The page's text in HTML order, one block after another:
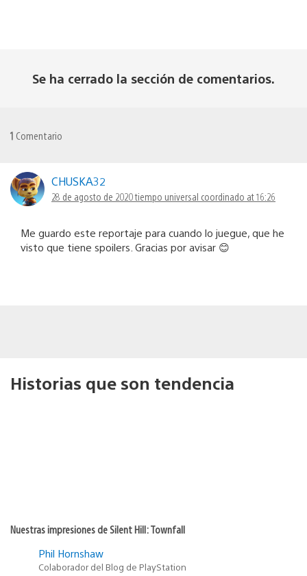
Se ha cerrado la sección de comentarios.
1 Comentario
CHUSKA32
28 de agosto de 2020 tiempo universal coordinado at 16:26
Me guardo este reportaje para cuando lo juegue, que he
visto que tiene spoilers. Gracias por avisar 😊
Historias que son tendencia
Nuestras impresiones de Silent Hill: Townfall
Phil Hornshaw
Colaborador del Blog de PlayStation